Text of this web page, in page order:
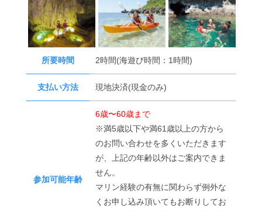
所要時間 2時間(海遊び時間：1時間)
支払い方法 現地決済(現金のみ)
参加可能年齢
6歳〜60歳まで
※満5歳以下や満61歳以上の方から
のお問い合わせを多くいただきます
が、上記の年齢以外はご案内できま
せん。
マリン経験の有無に関わらず例外な
くお申し込み頂いてもお断りしてお